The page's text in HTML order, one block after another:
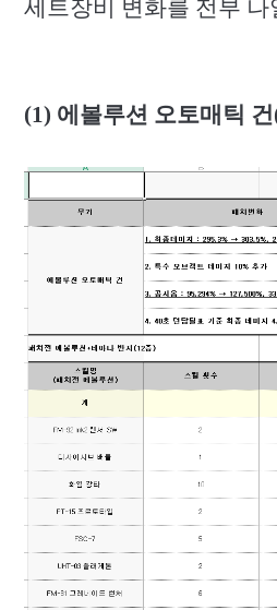
세트장비 변화를 전부
(1) 에볼루션 오토매틱 건